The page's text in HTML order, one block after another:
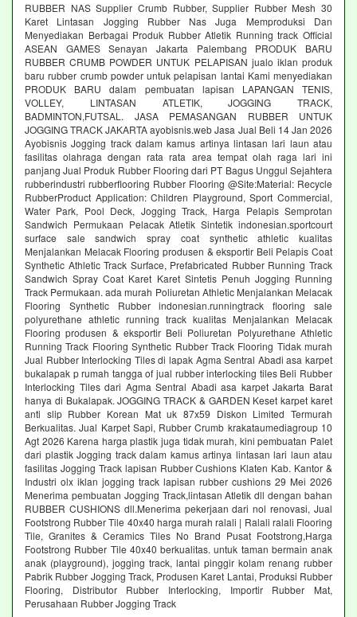
RUBBER NAS Supplier Crumb Rubber, Supplier Rubber Mesh 30
Karet Lintasan Jogging Rubber Nas Juga Memproduksi Dan
Menyediakan Berbagai Produk Rubber Atletik Running track Official
ASEAN GAMES Senayan Jakarta Palembang PRODUK BARU
RUBBER CRUMB POWDER UNTUK PELAPISAN jualo iklan produk
baru rubber crumb powder untuk pelapisan lantai Kami menyediakan
PRODUK BARU dalam pembuatan lapisan LAPANGAN TENIS,
VOLLEY, LINTASAN ATLETIK, JOGGING TRACK,
BADMINTON,FUTSAL. JASA PEMASANGAN RUBBER UNTUK
JOGGING TRACK JAKARTA ayobisnis.web Jasa Jual Beli 14 Jan 2026
Ayobisnis Jogging track dalam kamus artinya lintasan lari laun atau
fasilitas olahraga dengan rata rata area tempat olah raga lari ini
panjang Jual Produk Rubber Flooring dari PT Bagus Unggul Sejahtera
rubberindustri rubberflooring Rubber Flooring @Site:Material: Recycle
RubberProduct Application: Children Playground, Sport Commercial,
Water Park, Pool Deck, Jogging Track, Harga Pelapis Semprotan
Sandwich Permukaan Pelacak Atletik Sintetik indonesian.sportcourt
surface sale sandwich spray coat synthetic athletic kualitas
Menjalankan Melacak Flooring produsen & eksportir Beli Pelapis Coat
Synthetic Athletic Track Surface, Prefabricated Rubber Running Track
Sandwich Spray Coat Karet Karet Sintetis Penuh Jogging Running
Track Permukaan. ada murah Poliuretan Athletic Menjalankan Melacak
Flooring Synthetic Rubber indonesian.runningtrack flooring sale
polyurethane athletic running track kualitas Menjalankan Melacak
Flooring produsen & eksportir Beli Poliuretan Polyurethane Athletic
Running Track Flooring Synthetic Rubber Track Flooring Tidak murah
Jual Rubber Interlocking Tiles di lapak Agma Sentral Abadi asa karpet
bukalapak p rumah tangga of jual rubber interlocking tiles Beli Rubber
Interlocking Tiles dari Agma Sentral Abadi asa karpet Jakarta Barat
hanya di Bukalapak. JOGGING TRACK & GARDEN Keset karpet karet
anti slip Rubber Korean Mat uk 87x59 Diskon Limited Termurah
Berkualitas. Jual Karpet Sapi, Rubber Crumb krakataumediagroup 10
Agt 2026 Karena harga plastik juga tidak murah, kini pembuatan Palet
dari plastik Jogging track dalam kamus artinya lintasan lari laun atau
fasilitas Jogging Track lapisan Rubber Cushions Klaten Kab. Kantor &
Industri olx iklan jogging track lapisan rubber cushions 29 Mei 2026
Menerima pembuatan Jogging Track,lintasan Atletik dll dengan bahan
RUBBER CUSHIONS dll.Menerima pekerjaan dari nol renovasi, Jual
Footstrong Rubber Tile 40x40 harga murah ralali | Ralali ralali Flooring
Tile, Granites & Ceramics Tiles No Brand Pusat Footstrong,Harga
Footstrong Rubber Tile 40x40 berkualitas. untuk taman bermain anak
anak (playground), jogging track, lantai pinggir kolam renang rubber
Pabrik Rubber Jogging Track, Produsen Karet Lantai, Produksi Rubber
Flooring, Distributor Rubber Interlocking, Importir Rubber Mat,
Perusahaan Rubber Jogging Track